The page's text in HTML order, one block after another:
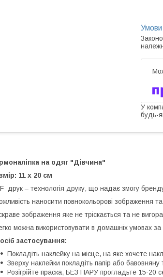
У
будь-
на одяг "Дівчина"
11 х 20 см
друк – технологія друку, що надає змогу
наносити повнокольорові зображення
зображення яке не тріскається та не
можна використовувати в домашніх умовах
застосування:
Покладіть наклейку на місце, на яке хочете
Зверху наклейки покладіть папір або бавовняну
Розігрійте праска, БЕЗ ПАРУ прогладьте 15-20